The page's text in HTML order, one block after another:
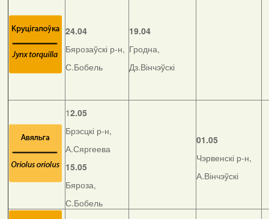
24.04
Бярозаўскі р-н,
С.Бобель
19.04
Гродна,
Дз.Вінчэўскі
12.05
Брэсцкі р-н,
А.Сяргеева
15.05
Бяроза,
С.Бобель
01.05
Чэрвенскі р-н,
А.Вінчэўскі